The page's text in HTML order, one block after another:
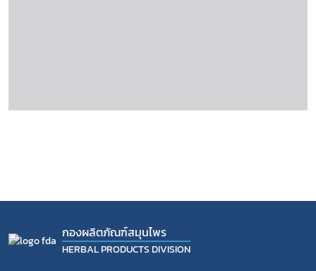
กองผลิตภัณฑ์สมุนไพร
HERBAL PRODUCTS DIVISION